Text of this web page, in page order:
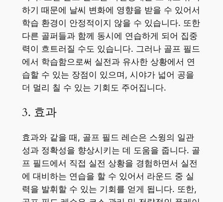
하기 때문에 날씨 변화에 영향을 받을 수 있어서
학습 환경이 안정적이지 않을 수 있습니다. 또한
다른 골퍼들과 함께 동시에 연습하게 되어 집중
력이 흐트러질 수도 있습니다. 그러나 골프 필드
에서 학습함으로써 실전과 유사한 상황에서 연
습할 수 있는 장점이 있으며, 시야가 넓어 공을
더 멀리 칠 수 있는 기회도 주어집니다.
3. 효과
효과와 같을 때, 골프 필드 레슨은 스윙의 일관
성과 정확성을 향상시키는 데 도움을 줍니다. 골
프 필드에서 직접 실전 상황을 경험하면서 실전
에 대비하는 연습을 할 수 있어서 라운드 중 실
력을 발휘할 수 있는 기회를 얻게 됩니다. 또한,